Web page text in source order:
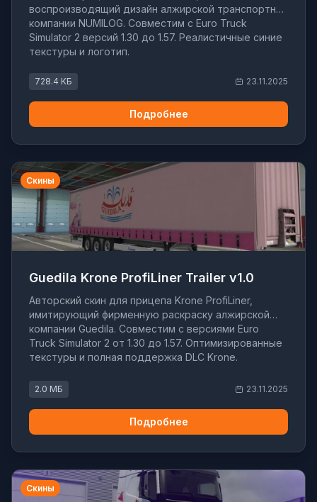
воспроизводящий дизайн алжирской транспортной
компании NUMILOG. Совместим с Euro Truck
Simulator 2 версий 1.30 до 1.57. Реалистичные синие
текстуры и логотип.
728.4 КБ 23.11.2025
Подробнее
Скины
Guedila Krone ProfiLiner Trailer v1.0
Авторский скин для прицепа Krone ProfiLiner,
имитирующий фирменную раскраску алжирской
компании Guedila. Совместим с версиями Euro
Truck Simulator 2 от 1.30 до 1.57. Оптимизированные
текстуры и полная поддержка DLC Krone.
2.0 МБ 23.11.2025
Подробнее
Скины